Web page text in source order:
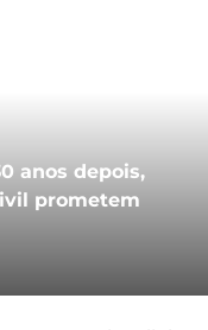
anos depois,
prometem